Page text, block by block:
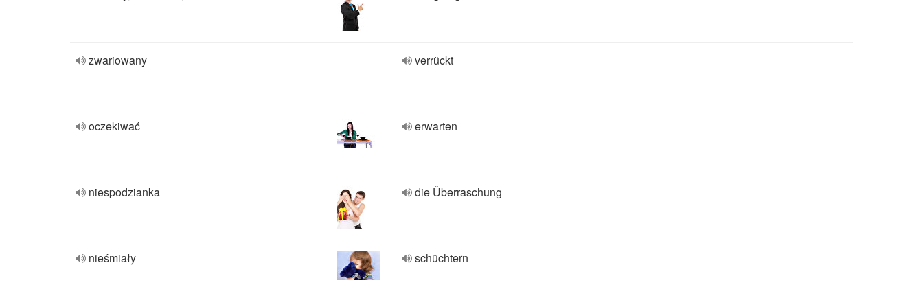
zwariowany verrückt
oczekiwać erwarten
niespodzianka die Überraschung
nieśmiały schüchtern